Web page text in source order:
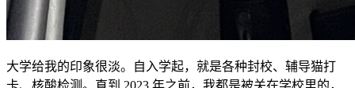
大学给我的印象很淡。自入学起，就是各种封校、辅导猫打